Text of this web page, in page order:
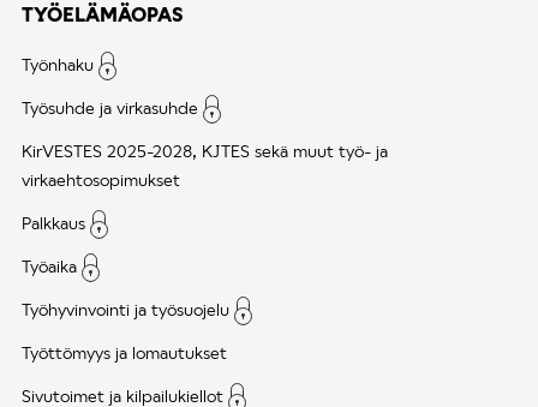
TYÖELÄMÄOPAS
Työnhaku
Työsuhde ja virkasuhde
KirVESTES 2025-2028, KJTES sekä muut työ- ja
virkaehtosopimukset
Palkkaus
Työaika
Työhyvinvointi ja työsuojelu
Työttömyys ja lomautukset
Sivutoimet ja kilpailukiellot